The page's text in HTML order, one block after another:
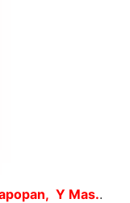
Y Mas..